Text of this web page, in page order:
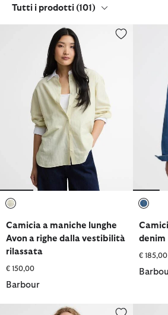
Tutti i prodotti (101)
Camicia a maniche lunghe Avon a righe
Camicia a maniche lunghe
Avon a righe dalla vestibilità
rilassata
€ 150,00
Barbour
denim
€ 185,00
Camicia a quadretti Ashwell con taglio